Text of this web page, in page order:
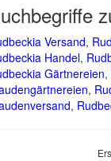
Versand,
Handel,
Gärtnereien,
,
,